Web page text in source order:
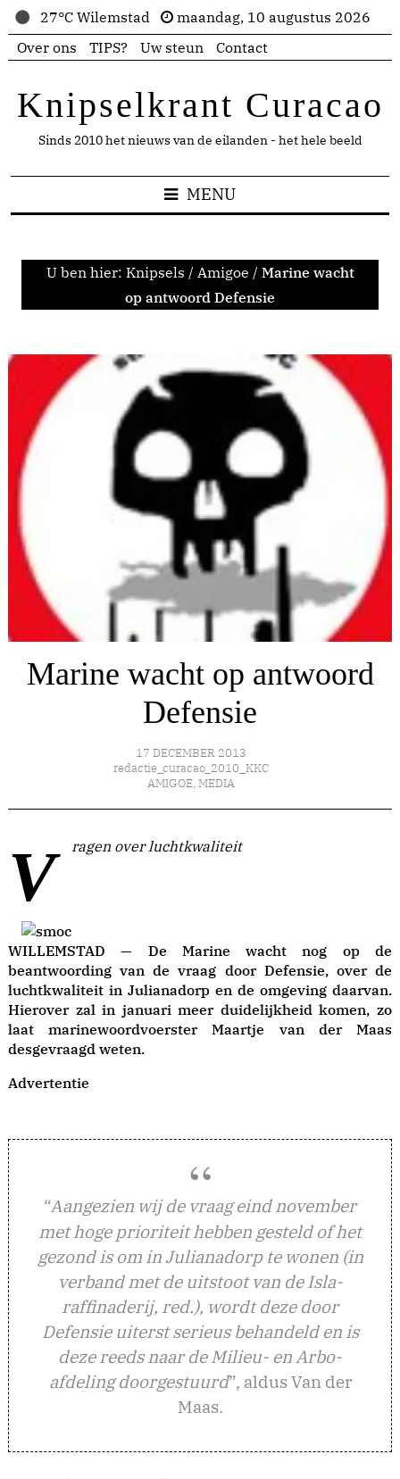
27°C Wilemstad
maandag, 10 augustus 2026
Over ons
TIPS? Uw steun Contact
Knipselkrant Curacao
Sinds 2010 het nieuws van de eilanden - het hele beeld
MENU
U ben hier: Knipsels / Amigoe / Marine wacht
op antwoord Defensie
Marine wacht op antwoord
Defensie
17 DECEMBER 2013
redactie_curacao_2010_KKC
AMIGOE, MEDIA
Vragen over luchtkwaliteit
WILLEMSTAD — De Marine wacht nog op de
beantwoording van de vraag door Defensie, over de
luchtkwaliteit in Julianadorp en de omgeving daarvan.
Hierover zal in januari meer duidelijkheid komen, zo
laat marinewoordvoerster Maartje van der Maas
desgevraagd weten.
Advertentie
“Aangezien wij de vraag eind november
met hoge prioriteit hebben gesteld of het
gezond is om in Julianadorp te wonen (in
verband met de uitstoot van de Isla-
raffinaderij, red.), wordt deze door
Defensie uiterst serieus behandeld en is
deze reeds naar de Milieu- en Arbo-
afdeling doorgestuurd”, aldus Van der
Maas.